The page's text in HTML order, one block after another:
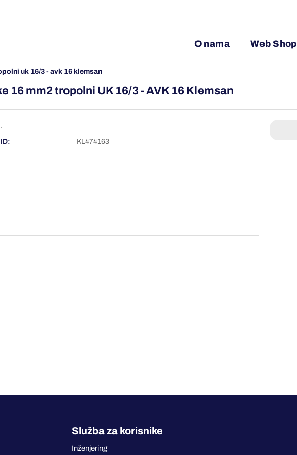
O nama Web Shop
uk 16/3 - avk 16 klemsan
16 mm2 tropolni UK 16/3 - AVK 16 Klemsan
.
ID:
KL474163
Služba za korisnike
Inženjering